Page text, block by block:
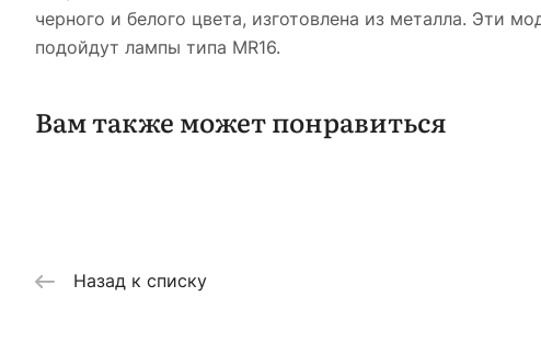
черного и белого цвета, изготовлена из металла. Эти
подойдут лампы типа MR16.
Вам также может понравиться
Назад к списку